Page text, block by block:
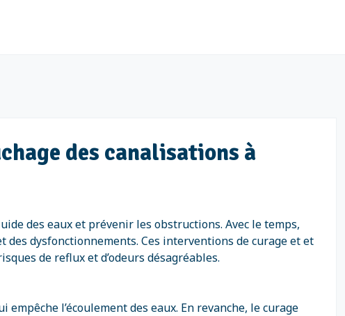
des canalisations à
des eaux et prévenir les obstructions. Avec le temps,
des dysfonctionnements. Ces interventions de curage et et
de reflux et d’odeurs désagréables.
l’écoulement des eaux. En revanche, le curage